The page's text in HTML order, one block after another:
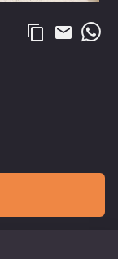
content_copy email